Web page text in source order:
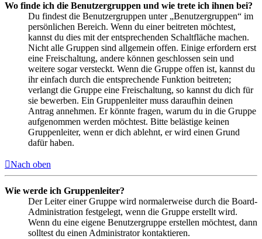
Wo finde ich die Benutzergruppen und wie trete ich ihnen bei?
Du findest die Benutzergruppen unter „Benutzergruppen“ im
persönlichen Bereich. Wenn du einer beitreten möchtest,
kannst du dies mit der entsprechenden Schaltfläche machen.
Nicht alle Gruppen sind allgemein offen. Einige erfordern erst
eine Freischaltung, andere können geschlossen sein und
weitere sogar versteckt. Wenn die Gruppe offen ist, kannst du
ihr einfach durch die entsprechende Funktion beitreten;
verlangt die Gruppe eine Freischaltung, so kannst du dich für
sie bewerben. Ein Gruppenleiter muss daraufhin deinen
Antrag annehmen. Er könnte fragen, warum du in die Gruppe
aufgenommen werden möchtest. Bitte belästige keinen
Gruppenleiter, wenn er dich ablehnt, er wird einen Grund
dafür haben.
Nach oben
Wie werde ich Gruppenleiter?
Der Leiter einer Gruppe wird normalerweise durch die Board-
Administration festgelegt, wenn die Gruppe erstellt wird.
Wenn du eine eigene Benutzergruppe erstellen möchtest, dann
solltest du einen Administrator kontaktieren.